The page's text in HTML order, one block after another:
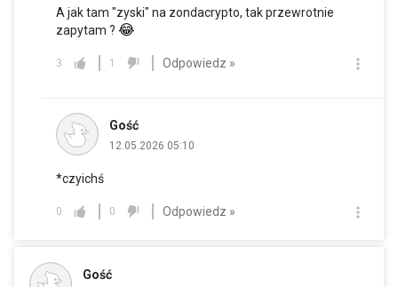
A jak tam "zyski" na zondacrypto, tak przewrotnie
zapytam ? 😂
3 1 Odpowiedz »
Gość
12.05.2026 05:10
*czyichś
0 0 Odpowiedz »
Gość